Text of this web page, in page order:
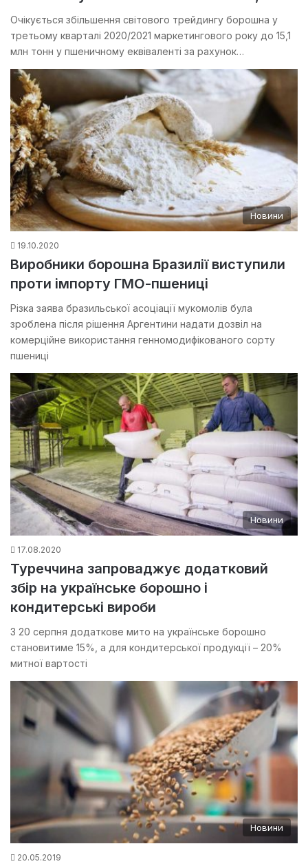
Очікується збільшення світового трейдингу борошна у
третьому кварталі 2020/2021 маркетингового року до 15,1
млн тонн у пшеничному еквіваленті за рахунок…
Новини
19.10.2020
Виробники борошна Бразилії виступили
проти імпорту ГМО-пшениці
Різка заява бразильської асоціації мукомолів була
зроблена після рішення Аргентини надати дозвіл на
комерційне використання генномодифікованого сорту
пшениці
Новини
17.08.2020
Туреччина запроваджує додатковий
збір на українське борошно і
кондитерські вироби
З 20 серпня додаткове мито на українське борошно
становитиме 15%, а для кондитерської продукції – 20%
митної вартості
Новини
20.05.2019